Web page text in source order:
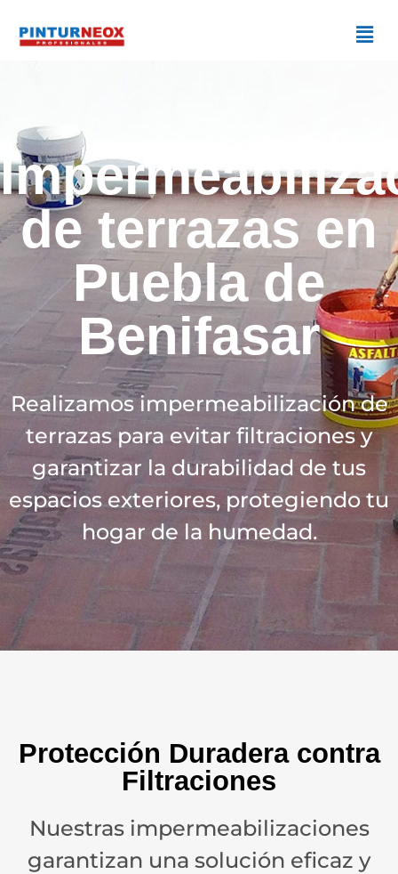
de terrazas en
Puebla de
Benifasar
Realizamos impermeabilización de
terrazas para evitar filtraciones y
garantizar la durabilidad de tus
espacios exteriores, protegiendo tu
hogar de la humedad.
Protección Duradera contra
Filtraciones
Nuestras impermeabilizaciones
garantizan una solución eficaz y